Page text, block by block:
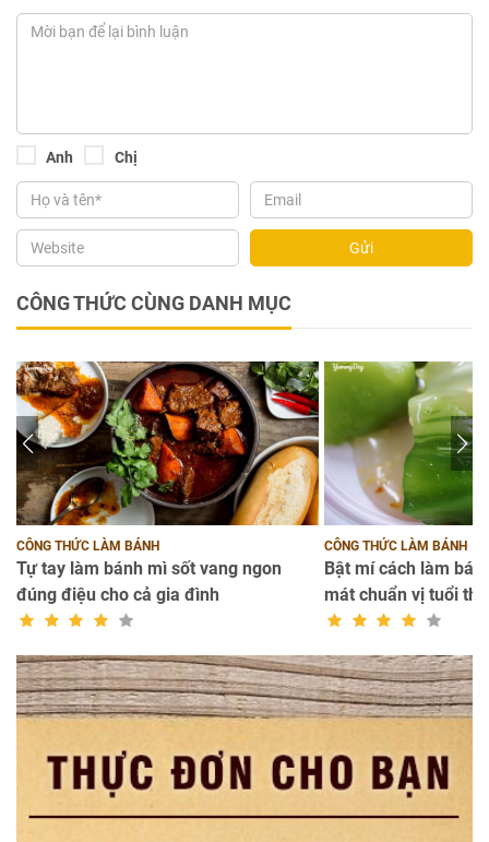
Anh Chị
Gửi
CÔNG THỨC CÙNG DANH MỤC
CÔNG THỨC LÀM BÁNH
Tự tay làm bánh mì sốt vang ngon
đúng điệu cho cả gia đình
CÔNG THỨC LÀM BÁNH
Bật mí cách làm
mát chuẩn vị tuổi thơ